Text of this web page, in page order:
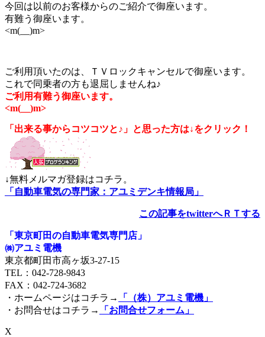
今回は以前のお客様からのご紹介で御座います。
有難う御座います。
<m(__)m>
ご利用頂いたのは、ＴＶロックキャンセルで御座います。
これで同乗者の方も退屈しませんね♪
ご利用有難う御座います。
<m(__)m>
「出来る事からコツコツと♪」と思った方は↓をクリック！
↓無料メルマガ登録はコチラ。
「自動車電気の専門家：アユミデンキ情報局」
この記事をtwitterへＲＴする
「東京町田の自動車電気専門店」
㈱アユミ電機
東京都町田市高ヶ坂3‐27‐15
TEL：042-728-9843
FAX：042-724-3682
・ホームページはコチラ→
「（株）アユミ電機」
・お問合せはコチラ→
「お問合せフォーム」
X